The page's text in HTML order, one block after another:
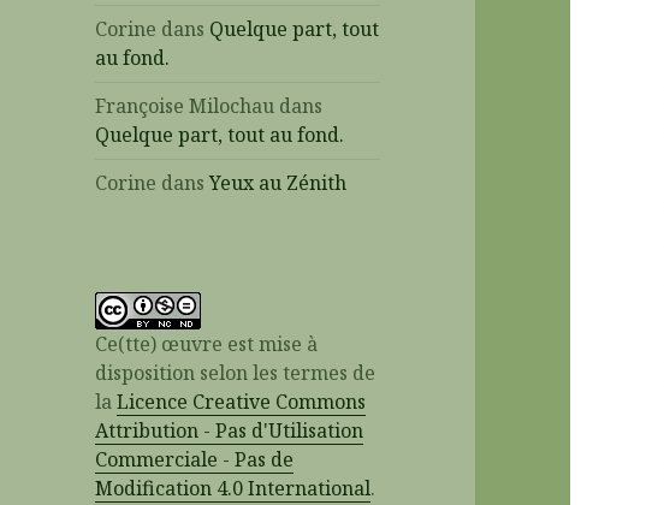
i
c
…
Corine dans Quelque part, tout
au fond.
Françoise Milochau dans
Quelque part, tout au fond.
Corine dansYeux au Zénith
Ce(tte) œuvre est mise à
disposition selon les termes de
laLicence Creative Commons
Attribution - Pas d'Utilisation
Commerciale - Pas de
Modification 4.0 International.